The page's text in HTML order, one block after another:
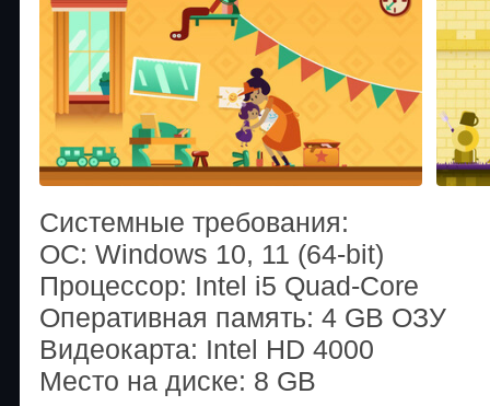
Системные требования:
ОС: Windows 10, 11 (64-bit)
Процессор: Intel i5 Quad-Core
Оперативная память: 4 GB ОЗУ
Видеокарта: Intel HD 4000
Место на диске: 8 GB